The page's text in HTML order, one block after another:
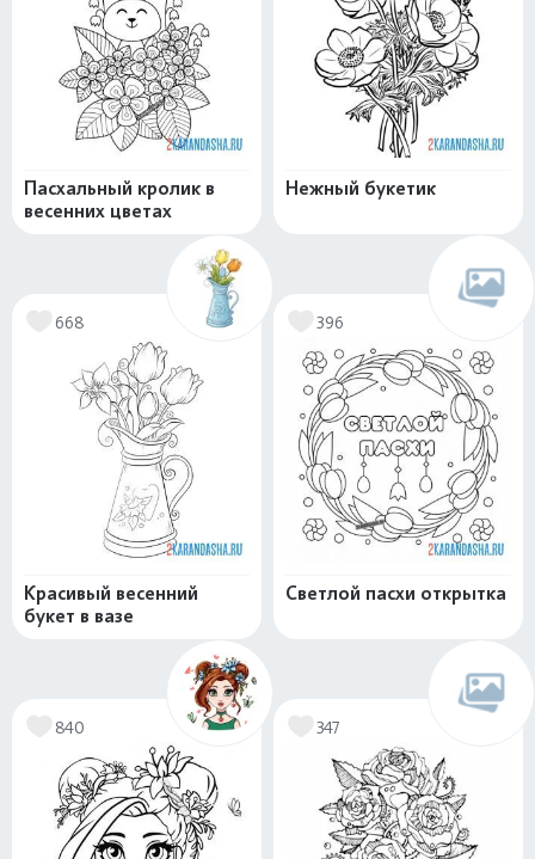
Пасхальный кролик в
весенних цветах
Нежный букетик
668
Красивый весенний
букет в вазе
396
Светлой пасхи открытка
840 347